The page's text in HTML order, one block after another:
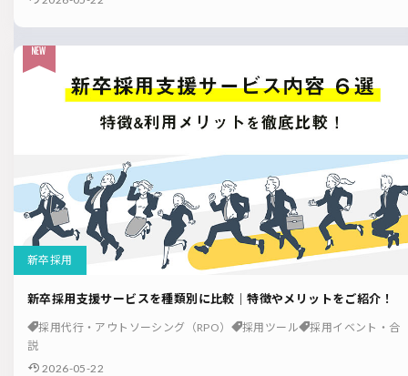
新卒採用
新卒採用支援サービスを種類別に比較｜特徴やメリットをご紹介！
採用代行・アウトソーシング（RPO） 採用ツール
採用イベント・合
説
2026-05-22